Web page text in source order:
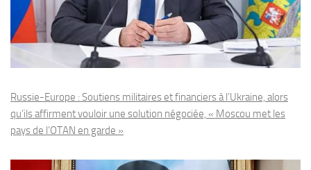
Russie-Europe : Soutiens militaires et financiers à l’Ukraine, alors
qu’ils affirment vouloir une solution négociée, « Moscou met les
pays de l’OTAN en garde »